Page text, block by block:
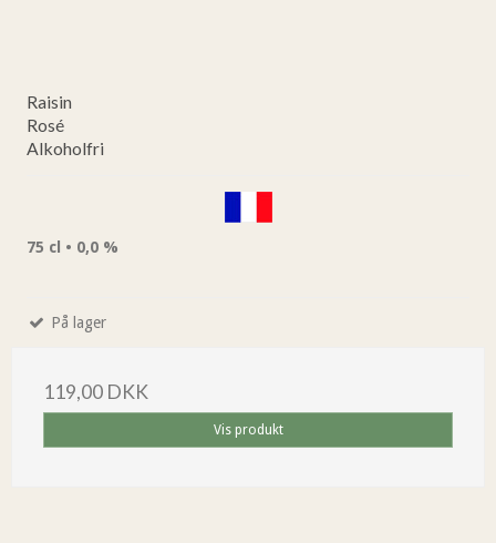
Raisin
Rosé
Alkoholfri
75 cl • 0,0 %
På lager
119,00 DKK
Vis produkt